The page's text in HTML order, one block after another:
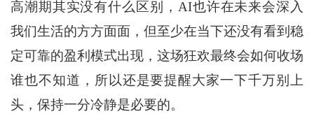
高潮期其实没有什么区别，AI也许在未来会深入
我们生活的方方面面，但至少在当下还没有看到稳
定可靠的盈利模式出现，这场狂欢最终会如何收场
谁也不知道，所以还是要提醒大家一下千万别上
头，保持一分冷静是必要的。